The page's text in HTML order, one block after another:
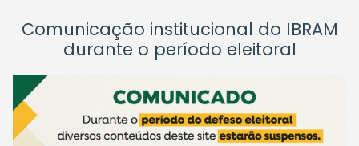
Comunicação institucional do IBRAM
durante o período eleitoral